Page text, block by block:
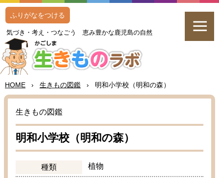
気づき・考え・つなごう恵み豊かな鹿児島の自然
ふりがなをつける
HOME › 生きもの図鑑 › 明和小学校 （明和の森）
生きもの図鑑
明和小学校 （明和の森）
種類 植物